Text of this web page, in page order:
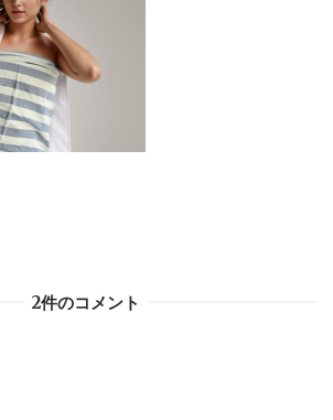
2件のコメント